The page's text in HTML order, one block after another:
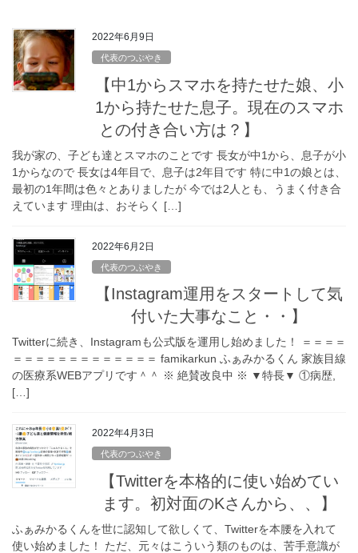
2022年6月9日
代表のつぶやき
【中1からスマホを持たせた娘、小
1から持たせた息子。現在のスマホ
との付き合い方は？】
我が家の、子ども達とスマホのことです 長女が中1から、息子が小
1からなので 長女は4年目で、息子は2年目です 特に中1の娘とは、
最初の1年間は色々とありましたが 今では2人とも、うまく付き合
えています 理由は、おそらく […]
2022年6月2日
代表のつぶやき
【Instagram運用をスタートして気
付いた大事なこと・・】
Twitterに続き、Instagramも公式版を運用し始めました！ ＝＝＝＝
＝＝＝＝＝＝＝＝＝＝＝＝＝ famikarkun ふぁみかるくん 家族目線
の医療系WEBアプリです＾＾ ※ 絶賛改良中 ※ ▼特長▼ ①病歴,
[…]
2022年4月3日
代表のつぶやき
【Twitterを本格的に使い始めてい
ます。初対面のKさんから、、】
ふぁみかるくんを世に認知して欲しくて、Twitterを本腰を入れて
使い始めました！ ただ、元々はこういう類のものは、苦手意識が